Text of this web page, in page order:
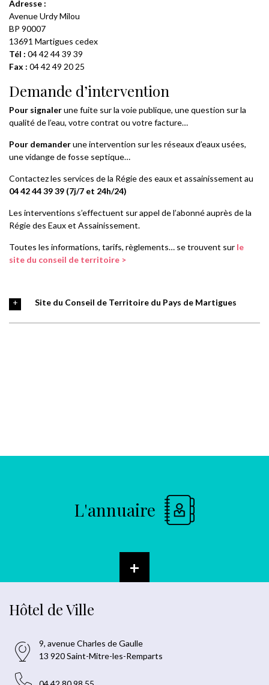
Adresse :
Avenue Urdy Milou
BP 90007
13691 Martigues cedex
Tél : 04 42 44 39 39
Fax : 04 42 49 20 25
Demande d’intervention
Pour signalerune fuite sur la voie publique, une question sur la
qualité de l’eau, votre contrat ou votre facture…
Pour demanderune intervention sur les réseaux d’eaux usées,
une vidange de fosse septique…
Contactez les services de la Régie des eaux et assainissement au
04 42 44 39 39 (7j/7 et 24h/24)
Les interventions s’effectuent sur appel de l’abonné auprès de la
Régie des Eaux et Assainissement.
Toutes les informations, tarifs, règlements… se trouvent sur le
site du conseil de territoire >
Site du Conseil de Territoire du Pays de Martigues
L'annuaire
+
Hôtel de Ville
9, avenue Charles de Gaulle
13 920 Saint-Mitre-les-Remparts